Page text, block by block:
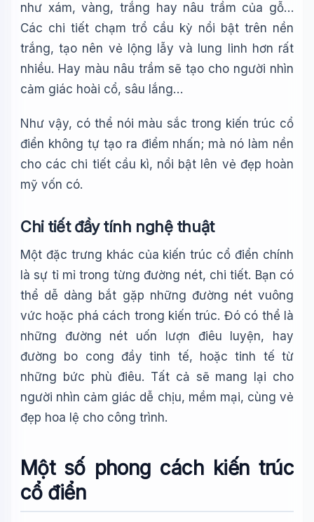
như xám, vàng, trắng hay nâu trầm của gỗ…
Các chi tiết chạm trổ cầu kỳ nổi bật trên nền
trắng, tạo nên vẻ lộng lẫy và lung linh hơn rất
nhiều. Hay màu nâu trầm sẽ tạo cho người nhìn
cảm giác hoài cổ, sâu lắng…
Như vậy, có thể nói màu sắc trong kiến trúc cổ
điển không tự tạo ra điểm nhấn; mà nó làm nền
cho các chi tiết cầu kì, nổi bật lên vẻ đẹp hoàn
mỹ vốn có.
Chi tiết đầy tính nghệ thuật
Một đặc trưng khác của kiến trúc cổ điển chính
là sự tỉ mỉ trong từng đường nét, chi tiết. Bạn có
thể dễ dàng bắt gặp những đường nét vuông
vức hoặc phá cách trong kiến trúc. Đó có thể là
những đường nét uốn lượn điêu luyện, hay
đường bo cong đầy tinh tế, hoặc tinh tế từ
những bức phù điêu. Tất cả sẽ mang lại cho
người nhìn cảm giác dễ chịu, mềm mại, cùng vẻ
đẹp hoa lệ cho công trình.
Một số phong cách kiến trúc
cổ điển